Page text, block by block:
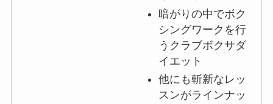
暗がりの中でボク
シングワークを行
うクラブボクサダ
イエット
他にも斬新なレッ
スンがラインナッ